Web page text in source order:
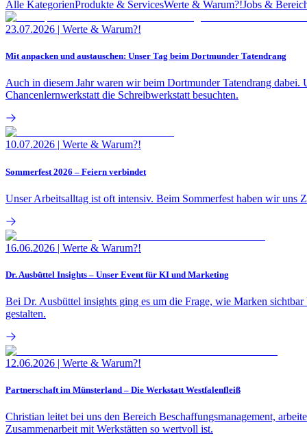
Alle KategorienProdukte & ServicesWerte & Warum?!Jobs &
23.07.2026 | Werte & Warum?!
Mit anpacken und austauschen: Unser Tag beim Dortmunder Tatendrang
Auch in diesem Jahr waren wir beim Dortmunder Tatendrang
Chancenlernwerkstatt die Schreibwerkstatt besuchten.
10.07.2026 | Werte & Warum?!
Sommerfest 2026 – Feiern verbindet
Unser Arbeitsalltag ist oft intensiv. Beim Sommerfest haben wir uns
16.06.2026 | Werte & Warum?!
Dr. Ausbüttel Insights – Unser Event für KI und Marketing
Bei Dr. Ausbüttel insights ging es um die Frage, wie Marken
gestalten.
12.06.2026 | Werte & Warum?!
Partnerschaft im Münsterland – Die Werkstatt Westfalenfleiß
Christian leitet bei uns den Bereich Beschaffungsmanagement,
Zusammenarbeit mit Werkstätten so wertvoll ist.